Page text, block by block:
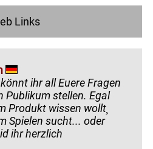
Links
ihr all Euere Fragen
Publikum stellen. Egal
Spielen sucht... oder